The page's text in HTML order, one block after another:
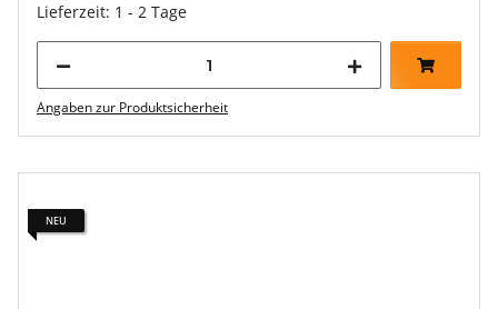
Lieferzeit: 1 - 2 Tage
Angaben zur Produktsicherheit
NEU